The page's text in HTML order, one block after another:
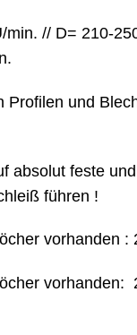
// D= 210-
Profilen und
absolut feste
führen !
vorhanden :
vorhanden: